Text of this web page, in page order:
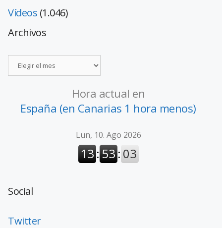
Vídeos (1.046)
Archivos
Hora actual en
España (en Canarias 1 hora menos)
Social
Twitter